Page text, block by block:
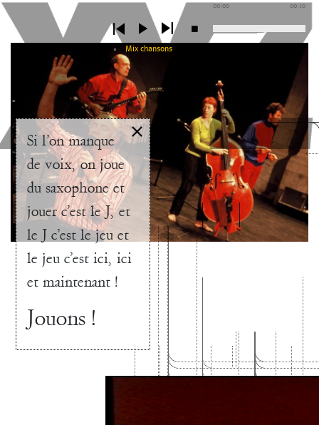
00:00 00:10
Mix chansons
Si l’on manque
de voix, on joue
du saxophone et
jouer c’est le J, et
le J c’est le jeu et
le jeu c’est ici, ici
et maintenant !
Jouons !